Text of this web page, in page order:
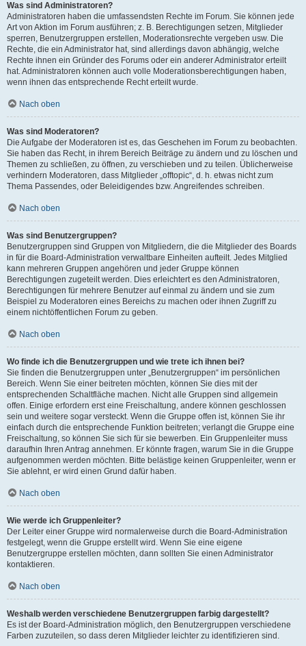
Was sind Administratoren?
Administratoren haben die umfassendsten Rechte im Forum. Sie können jede
Art von Aktion im Forum ausführen; z. B. Berechtigungen setzen, Mitglieder
sperren, Benutzergruppen erstellen, Moderationsrechte vergeben usw. Die
Rechte, die ein Administrator hat, sind allerdings davon abhängig, welche
Rechte ihnen ein Gründer des Forums oder ein anderer Administrator erteilt
hat. Administratoren können auch volle Moderationsberechtigungen haben,
wenn ihnen das entsprechende Recht erteilt wurde.
Nach oben
Was sind Moderatoren?
Die Aufgabe der Moderatoren ist es, das Geschehen im Forum zu beobachten.
Sie haben das Recht, in ihrem Bereich Beiträge zu ändern und zu löschen und
Themen zu schließen, zu öffnen, zu verschieben und zu teilen. Üblicherweise
verhindern Moderatoren, dass Mitglieder „offtopic“, d. h. etwas nicht zum
Thema Passendes, oder Beleidigendes bzw. Angreifendes schreiben.
Nach oben
Was sind Benutzergruppen?
Benutzergruppen sind Gruppen von Mitgliedern, die die Mitglieder des Boards
in für die Board-Administration verwaltbare Einheiten aufteilt. Jedes Mitglied
kann mehreren Gruppen angehören und jeder Gruppe können
Berechtigungen zugeteilt werden. Dies erleichtert es den Administratoren,
Berechtigungen für mehrere Benutzer auf einmal zu ändern und sie zum
Beispiel zu Moderatoren eines Bereichs zu machen oder ihnen Zugriff zu
einem nichtöffentlichen Forum zu geben.
Nach oben
Wo finde ich die Benutzergruppen und wie trete ich ihnen bei?
Sie finden die Benutzergruppen unter „Benutzergruppen“ im persönlichen
Bereich. Wenn Sie einer beitreten möchten, können Sie dies mit der
entsprechenden Schaltfläche machen. Nicht alle Gruppen sind allgemein
offen. Einige erfordern erst eine Freischaltung, andere können geschlossen
sein und weitere sogar versteckt. Wenn die Gruppe offen ist, können Sie ihr
einfach durch die entsprechende Funktion beitreten; verlangt die Gruppe eine
Freischaltung, so können Sie sich für sie bewerben. Ein Gruppenleiter muss
daraufhin Ihren Antrag annehmen. Er könnte fragen, warum Sie in die Gruppe
aufgenommen werden möchten. Bitte belästige keinen Gruppenleiter, wenn er
Sie ablehnt, er wird einen Grund dafür haben.
Nach oben
Wie werde ich Gruppenleiter?
Der Leiter einer Gruppe wird normalerweise durch die Board-Administration
festgelegt, wenn die Gruppe erstellt wird. Wenn Sie eine eigene
Benutzergruppe erstellen möchten, dann sollten Sie einen Administrator
kontaktieren.
Nach oben
Weshalb werden verschiedene Benutzergruppen farbig dargestellt?
Es ist der Board-Administration möglich, den Benutzergruppen verschiedene
Farben zuzuteilen, so dass deren Mitglieder leichter zu identifizieren sind.